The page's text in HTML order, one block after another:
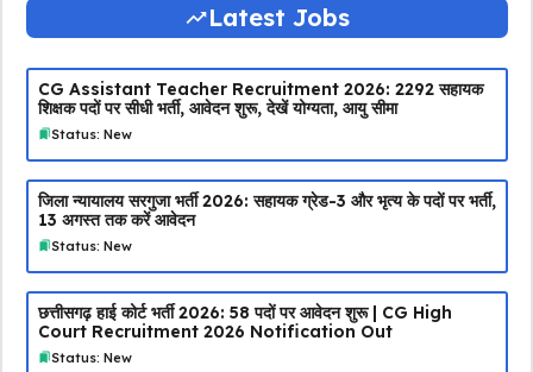
Latest Jobs
CG Assistant Teacher Recruitment 2026: 2292 सहायक
शिक्षक पदों पर सीधी भर्ती, आवेदन शुरू, देखें योग्यता, आयु सीमा
Status: New
जिला न्यायालय सरगुजा भर्ती 2026: सहायक ग्रेड-3 और भृत्य के पदों पर भर्ती,
13 अगस्त तक करें आवेदन
Status: New
छत्तीसगढ़ हाई कोर्ट भर्ती 2026: 58 पदों पर आवेदन शुरू | CG High
Court Recruitment 2026 Notification Out
Status: New